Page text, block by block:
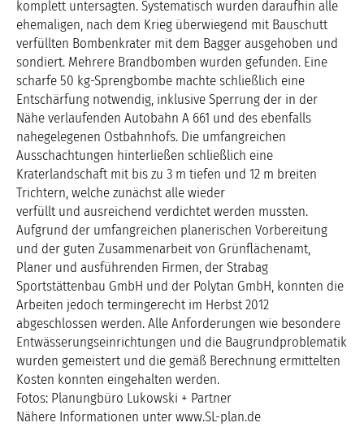
komplett untersagten. Systematisch wurden daraufhin alle
ehemaligen, nach dem Krieg überwiegend mit Bauschutt
verfüllten Bombenkrater mit dem Bagger ausgehoben und
sondiert. Mehrere Brandbomben wurden gefunden. Eine
scharfe 50 kg-Sprengbombe machte schließlich eine
Entschärfung notwendig, inklusive Sperrung der in der
Nähe verlaufenden Autobahn A 661 und des ebenfalls
nahegelegenen Ostbahnhofs. Die umfangreichen
Ausschachtungen hinterließen schließlich eine
Kraterlandschaft mit bis zu 3 m tiefen und 12 m breiten
Trichtern, welche zunächst alle wieder
verfüllt und ausreichend verdichtet werden mussten.
Aufgrund der umfangreichen planerischen Vorbereitung
und der guten Zusammenarbeit von Grünflächenamt,
Planer und ausführenden Firmen, der Strabag
Sportstättenbau GmbH und der Polytan GmbH, konnten die
Arbeiten jedoch termingerecht im Herbst 2012
abgeschlossen werden. Alle Anforderungen wie besondere
Entwässerungseinrichtungen und die Baugrundproblematik
wurden gemeistert und die gemäß Berechnung ermittelten
Kosten konnten eingehalten werden.
Fotos: Planungbüro Lukowski + Partner
Nähere Informationen unter www.SL-plan.de